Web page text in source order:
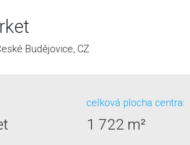
Budějovice, CZ
celková plocha centra:
1 722 m²